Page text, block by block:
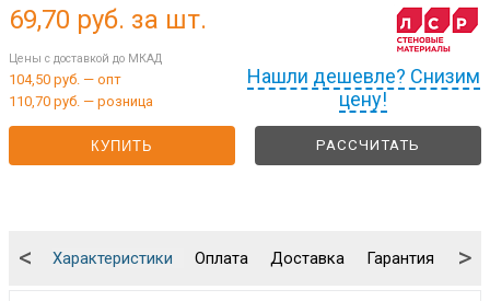
Нашли дешевле? Снизим
цену!
69,70 руб. за шт.
Цены с доставкой до МКАД
104,50 руб. — опт
110,70 руб. — розница
КУПИТЬ РАССЧИТАТЬ
Характеристики Оплата Доставка Гарантия
< >